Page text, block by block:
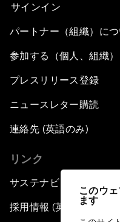
このウ
ます
サインイン
パートナー（組織）に
参加する（個人、組織）
プレスリリース登録
ニュースレター購読
連絡先 (英語のみ)
リンク
サステナビリティへの取
採用情報 (英語のみ)